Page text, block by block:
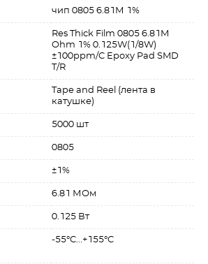
чип 0805 6.81М 1%
Res Thick Film 0805 6.81M
Ohm 1% 0.125W(1/8W)
±100ppm/C Epoxy Pad SMD
T/R
Tape and Reel (лента в
катушке)
5000 шт
0805
±1%
6.81 МОм
0.125 Вт
-55°C...+155°C